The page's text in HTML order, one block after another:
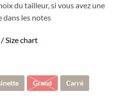
du tailleur, si vous avez une
dans les notes
Size chart
Grand Carré